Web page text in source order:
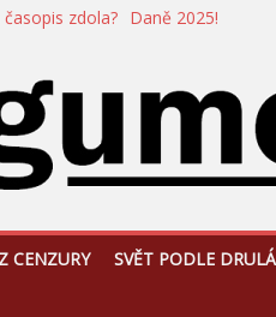
časopis zdola? Daně 2025!
CENZURY SVĚT PODLE